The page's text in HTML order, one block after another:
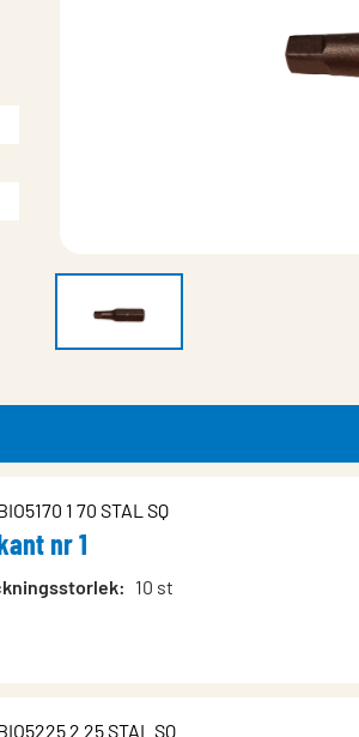
1 70 STAL SQ
nr 1
: 10 st
2 25 STAL SQ